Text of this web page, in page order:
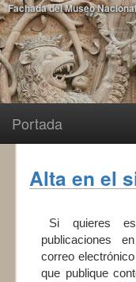
Fachada del Museo
Portada
Alta en el
Si quieres
publicaciones
correo
que publique